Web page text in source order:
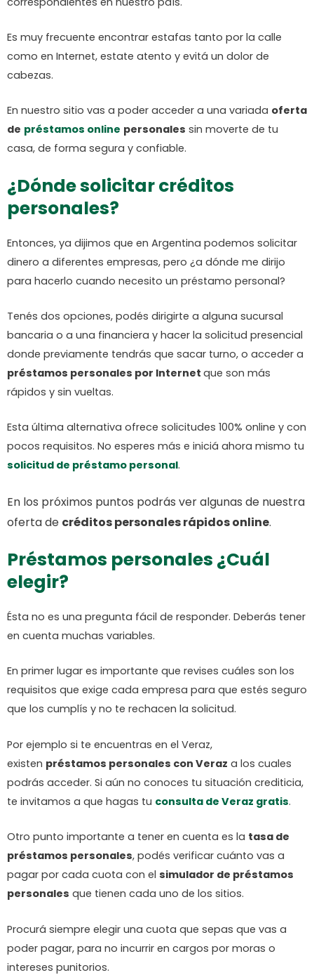
Es muy frecuente encontrar estafas tanto por la calle
como en Internet, estate atento y evitá un dolor de
cabezas.
En nuestro sitio vas a poder acceder a una variada oferta
de préstamos online personales sin moverte de tu
casa, de forma segura y confiable.
¿Dónde solicitar créditos
personales?
Entonces, ya dijimos que en Argentina podemos solicitar
dinero a diferentes empresas, pero ¿a dónde me dirijo
para hacerlo cuando necesito un préstamo personal?
Tenés dos opciones, podés dirigirte a alguna sucursal
bancaria o a una financiera y hacer la solicitud presencial
donde previamente tendrás que sacar turno, o acceder a
préstamos personales por Internet que son más
rápidos y sin vueltas.
Esta última alternativa ofrece solicitudes 100% online y con
pocos requisitos. No esperes más e iniciá ahora mismo tu
solicitud de préstamo personal.
En los próximos puntos podrás ver algunas de nuestra
oferta de créditos personales rápidos online.
Préstamos personales ¿Cuál
elegir?
Ésta no es una pregunta fácil de responder. Deberás tener
en cuenta muchas variables.
En primer lugar es importante que revises cuáles son los
requisitos que exige cada empresa para que estés seguro
que los cumplís y no te rechacen la solicitud.
Por ejemplo si te encuentras en el Veraz,
existen préstamos personales con Veraz a los cuales
podrás acceder. Si aún no conoces tu situación crediticia,
te invitamos a que hagas tu consulta de Veraz gratis.
Otro punto importante a tener en cuenta es la tasa de
préstamos personales, podés verificar cuánto vas a
pagar por cada cuota con el simulador de préstamos
personales que tienen cada uno de los sitios.
Procurá siempre elegir una cuota que sepas que vas a
poder pagar, para no incurrir en cargos por moras o
intereses punitorios.